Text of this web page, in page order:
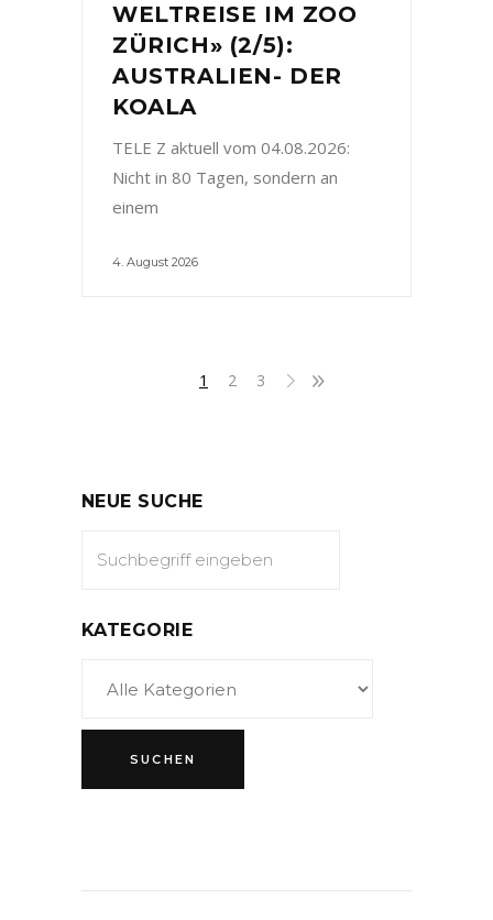
WELTREISE IM ZOO
ZÜRICH» (2/5):
AUSTRALIEN- DER
KOALA
TELE Z aktuell vom 04.08.2026:
Nicht in 80 Tagen, sondern an
einem
4. August 2026
1 2 3
NEUE SUCHE
KATEGORIE